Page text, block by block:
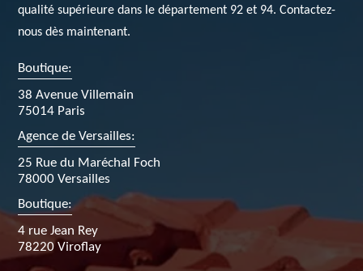
qualité supérieure dans le département 92 et 94. Contactez-
nous dès maintenant.
Boutique:
38 Avenue Villemain
75014 Paris
Agence de Versailles:
25 Rue du Maréchal Foch
78000 Versailles
Boutique:
4 rue Jean Rey
78220 Viroflay